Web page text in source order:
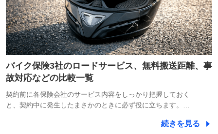
バイク保険3社のロードサービス、無料搬送距離、事
故対応などの比較一覧
契約前に各保険会社のサービス内容をしっかり把握しておく
と、契約中に発生したまさかのときに必ず役に立ちます。…
続きを見る